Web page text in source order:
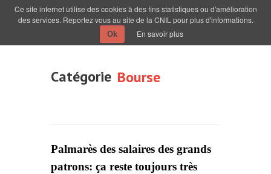
Catégorie Bourse
Palmarès des salaires des grands
patrons: ça reste toujours très
Ce site internet utilise des cookies à des fins statistiques ou d'amélioration
des services. Reportez vous au site de la CNIL pour plus d'informations.
Ok En savoir plus